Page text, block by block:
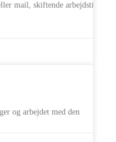
mail, skiftende arbejdstider,
og arbejdet med den